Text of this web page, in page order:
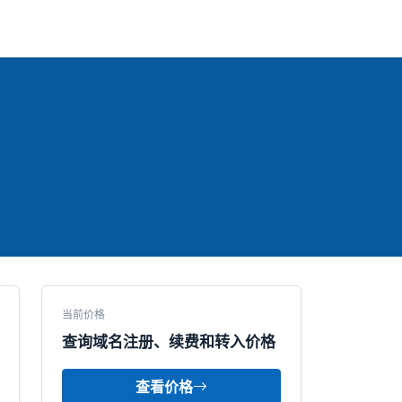
当前价格
查询域名注册、续费和转入价格
查看价格